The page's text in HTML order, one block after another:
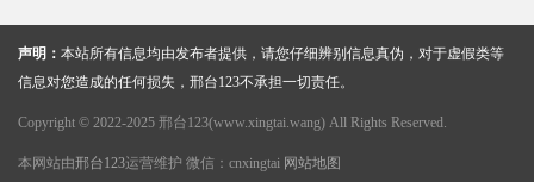
声明： 本站所有信息均由发布者提供，请您仔细辨别信息真伪，对于虚假类等
信息对您造成的任何损失，邢台123不承担一切责任。
Copyright © 2022-2025 邢台123(www.xingtai.wang) All Rights Reserved.
本网站由邢台123运营维护 微信：cnxingtai 网站地图